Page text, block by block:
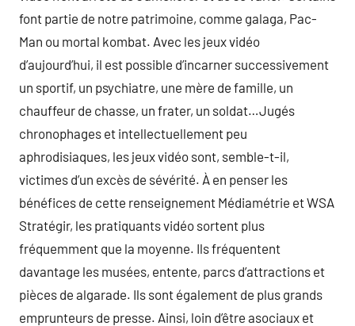
font partie de notre patrimoine, comme galaga, Pac-
Man ou mortal kombat. Avec les jeux vidéo
d’aujourd’hui, il est possible d’incarner successivement
un sportif, un psychiatre, une mère de famille, un
chauffeur de chasse, un frater, un soldat…Jugés
chronophages et intellectuellement peu
aphrodisiaques, les jeux vidéo sont, semble-t-il,
victimes d’un excès de sévérité. À en penser les
bénéfices de cette renseignement Médiamétrie et WSA
Stratégir, les pratiquants vidéo sortent plus
fréquemment que la moyenne. Ils fréquentent
davantage les musées, entente, parcs d’attractions et
pièces de algarade. Ils sont également de plus grands
emprunteurs de presse. Ainsi, loin d’être asociaux et